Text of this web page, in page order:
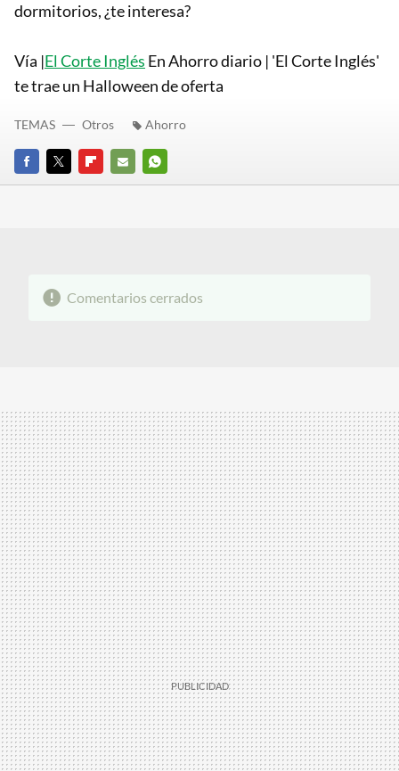
dormitorios, ¿te interesa?
Vía |El Corte Inglés En Ahorro diario | 'El Corte Inglés'
te trae un Halloween de oferta
FACEBOOK
TWITTERFLIPBOARD
E-
WHATSAPP
TEMAS Otros Ahorro
Comentarios cerrados